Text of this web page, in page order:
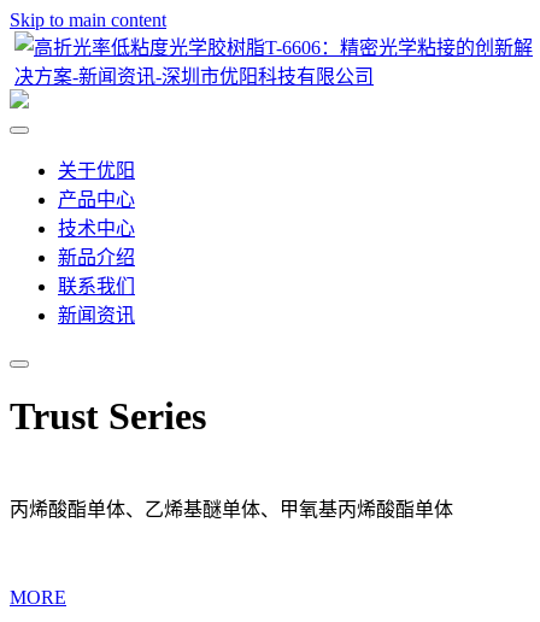
Skip to main content
关于优阳
产品中心
技术中心
新品介绍
联系我们
新闻资讯
Trust Series
丙烯酸酯单体、乙烯基醚单体、甲氧基丙烯酸酯单体
MORE